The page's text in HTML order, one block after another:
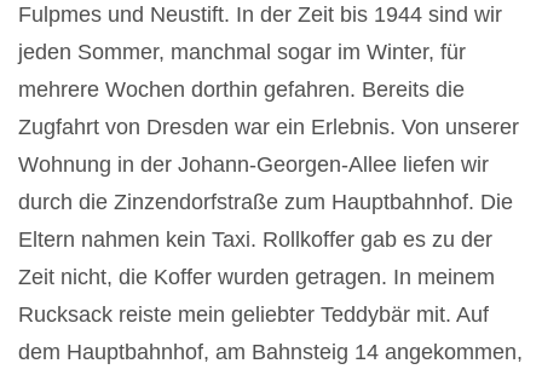
Fulpmes und Neustift. In der Zeit bis 1944 sind wir
jeden Sommer, manchmal sogar im Winter, für
mehrere Wochen dorthin gefahren. Bereits die
Zugfahrt von Dresden war ein Erlebnis. Von unserer
Wohnung in der Johann-Georgen-Allee liefen wir
durch die Zinzendorfstraße zum Hauptbahnhof. Die
Eltern nahmen kein Taxi. Rollkoffer gab es zu der
Zeit nicht, die Koffer wurden getragen. In meinem
Rucksack reiste mein geliebter Teddybär mit. Auf
dem Hauptbahnhof, am Bahnsteig 14 angekommen,